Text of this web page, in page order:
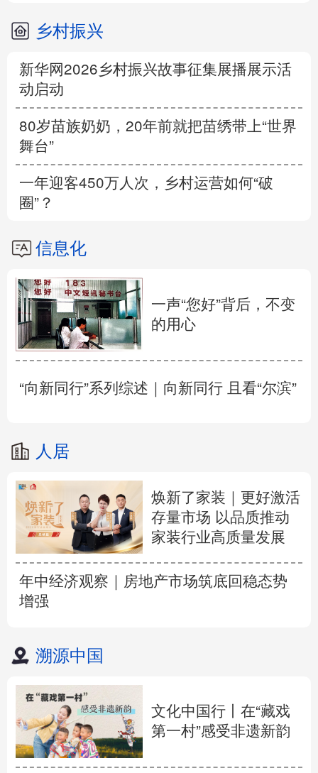
乡村振兴
新华网2026乡村振兴故事征集展播展示活
动启动
80岁苗族奶奶，20年前就把苗绣带上“世界
舞台”
一年迎客450万人次，乡村运营如何“破
圈”？
信息化
一声“您好”背后，不变
的用心
“向新同行”系列综述｜向新同行 且看“尔滨”
人居
焕新了家装｜更好激活
存量市场 以品质推动
家装行业高质量发展
年中经济观察｜房地产市场筑底回稳态势
增强
溯源中国
文化中国行丨在“藏戏
第一村”感受非遗新韵